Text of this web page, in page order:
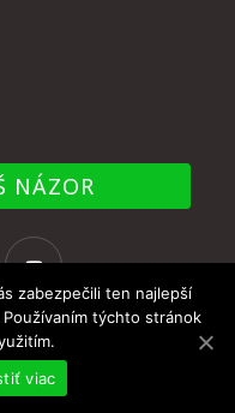
NÁZOR
s.r.o. 2020
zabezpečili ten najlepší
týchto stránok
viac